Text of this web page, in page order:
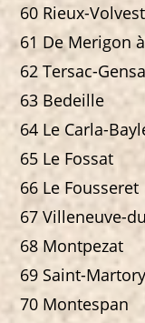
60 Rieux-
61 De Merigon
62 Tersac-
63 Bedeille
64 Le Carla-
65 Le Fossat
66 Le Fousseret
67 Villeneuve-
68 Montpezat
69 Saint-Martory
70 Montespan